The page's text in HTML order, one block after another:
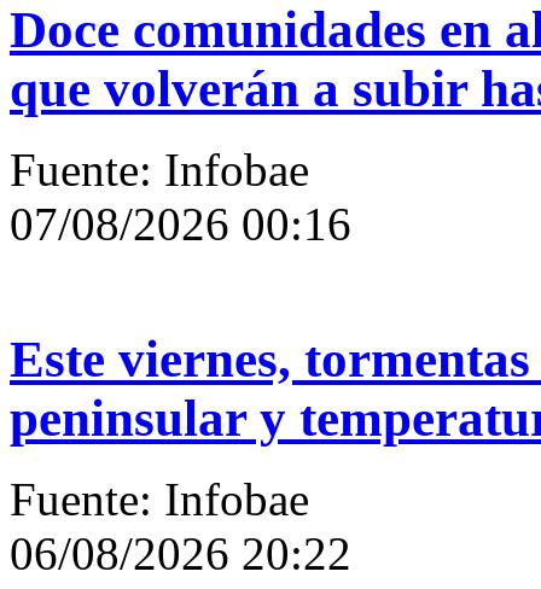
Doce comunidades en
que volverán a subir
Fuente: Infobae
07/08/2026 00:16
Este viernes,
peninsular y
Fuente: Infobae
06/08/2026 20:22